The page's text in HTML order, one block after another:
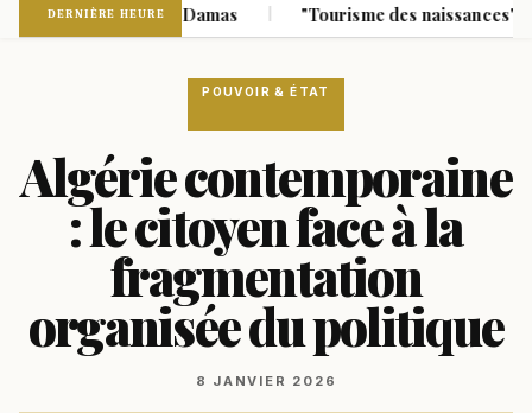
DERNIÈRE HEURE
près de Damas | "Tourisme des naissances" :
POUVOIR & ÉTAT
Algérie contemporaine
: le citoyen face à la
fragmentation
organisée du politique
8 JANVIER 2026